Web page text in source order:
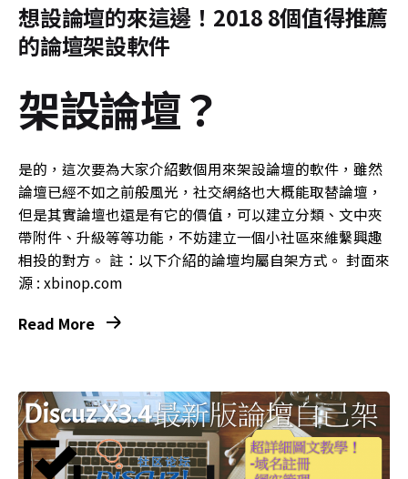
想設論壇的來這邊！2018 8個值得推薦
的論壇架設軟件
架設論壇？
是的，這次要為大家介紹數個用來架設論壇的軟件，雖然
論壇已經不如之前般風光，社交網絡也大概能取替論壇，
但是其實論壇也還是有它的價值，可以建立分類、文中夾
帶附件、升級等等功能，不妨建立一個小社區來維繫興趣
相投的對方。 註：以下介紹的論壇均屬自架方式。 封面來
源 : xbinop.com
Read More